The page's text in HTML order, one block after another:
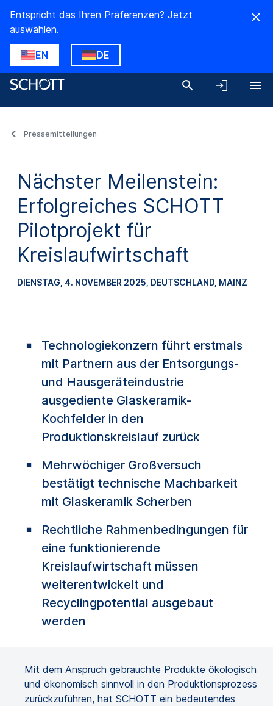
Entspricht das Ihren Präferenzen? Jetzt
auswählen.
EN DE
Pressemitteilungen
Nächster Meilenstein:
Erfolgreiches SCHOTT
Pilotprojekt für
Kreislaufwirtschaft
DIENSTAG, 4. NOVEMBER 2025 , DEUTSCHLAND, MAINZ
Technologiekonzern führt erstmals
mit Partnern aus der Entsorgungs-
und Hausgeräteindustrie
ausgediente Glaskeramik-
Kochfelder in den
Produktionskreislauf zurück
Mehrwöchiger Großversuch
bestätigt technische Machbarkeit
mit Glaskeramik Scherben
Rechtliche Rahmenbedingungen für
eine funktionierende
Kreislaufwirtschaft müssen
weiterentwickelt und
Recyclingpotential ausgebaut
werden
Mit dem Anspruch gebrauchte Produkte ökologisch
und ökonomisch sinnvoll in den Produktionsprozess
zurückzuführen, hat SCHOTT ein bedeutendes